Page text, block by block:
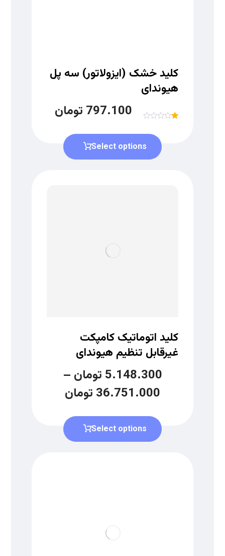
کلید خشک (ایزولاتور) سه پل
هیوندای
797.100 تومان
Select options
کلید اتوماتیک کامپکت
غیرقابل تنظیم هیوندای
5.148.300 تومان –
36.751.000 تومان
Select options